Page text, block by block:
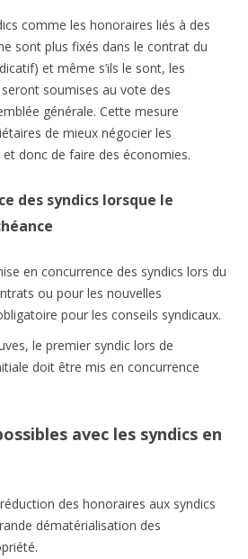
comme les honoraires liés à des
sont plus fixés dans le contrat du
et même s’ils le sont, les
soumises au vote des
générale. Cette mesure
de mieux négocier les
donc de faire des économies.
des syndics lorsque le
en concurrence des syndics lors du
ou pour les nouvelles
pour les conseils syndicaux.
le premier syndic lors de
doit être mis en concurrence
avec les syndics en
des honoraires aux syndics
dématérialisation des